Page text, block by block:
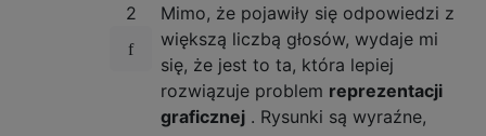
2
Mimo, że pojawiły się odpowiedzi z
większą liczbą głosów, wydaje mi
się, że jest to ta, która lepiej
rozwiązuje problem reprezentacji
graficznej . Rysunki są wyraźne,